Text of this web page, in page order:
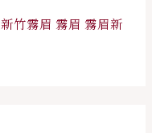
新竹霧眉 霧眉 霧眉新